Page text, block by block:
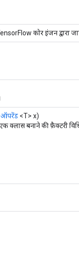
कोर इंजन द्वारा
ऑपरेंड <T> x)
क्लास बनाने की फ़ैक्टरी